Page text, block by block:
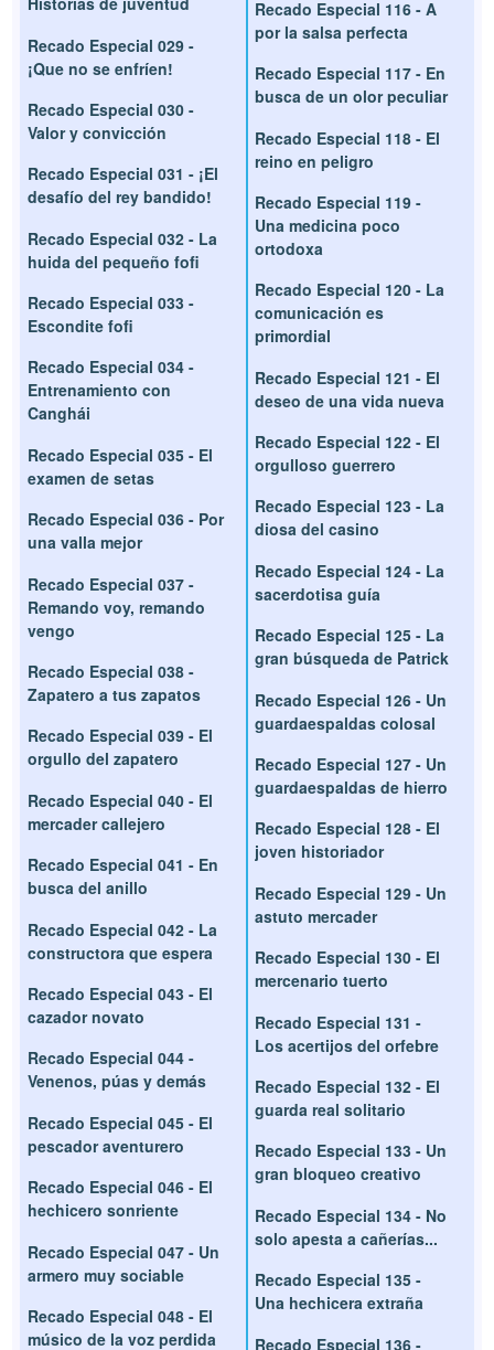
Recado Especial 029 -
¡Que no se enfríen!
Recado Especial 030 -
Valor y convicción
Recado Especial 031 - ¡El
desafío del rey bandido!
Recado Especial 032 - La
huida del pequeño fofi
Recado Especial 033 -
Escondite fofi
Recado Especial 034 -
Entrenamiento con
Canghái
Recado Especial 035 - El
examen de setas
Recado Especial 036 - Por
una valla mejor
Recado Especial 037 -
Remando voy, remando
vengo
Recado Especial 038 -
Zapatero a tus zapatos
Recado Especial 039 - El
orgullo del zapatero
Recado Especial 040 - El
mercader callejero
Recado Especial 041 - En
busca del anillo
Recado Especial 042 - La
constructora que espera
Recado Especial 043 - El
cazador novato
Recado Especial 044 -
Venenos, púas y demás
Recado Especial 045 - El
pescador aventurero
Recado Especial 046 - El
hechicero sonriente
Recado Especial 047 - Un
armero muy sociable
Recado Especial 048 - El
músico de la voz perdida
Recado Especial 116 - A
por la salsa perfecta
Recado Especial 117 - En
busca de un olor peculiar
Recado Especial 118 - El
reino en peligro
Recado Especial 119 -
Una medicina poco
ortodoxa
Recado Especial 120 - La
comunicación es
primordial
Recado Especial 121 - El
deseo de una vida nueva
Recado Especial 122 - El
orgulloso guerrero
Recado Especial 123 - La
diosa del casino
Recado Especial 124 - La
sacerdotisa guía
Recado Especial 125 - La
gran búsqueda de Patrick
Recado Especial 126 - Un
guardaespaldas colosal
Recado Especial 127 - Un
guardaespaldas de hierro
Recado Especial 128 - El
joven historiador
Recado Especial 129 - Un
astuto mercader
Recado Especial 130 - El
mercenario tuerto
Recado Especial 131 -
Los acertijos del orfebre
Recado Especial 132 - El
guarda real solitario
Recado Especial 133 - Un
gran bloqueo creativo
Recado Especial 134 - No
solo apesta a cañerías...
Recado Especial 135 -
Una hechicera extraña
Recado Especial 136 -